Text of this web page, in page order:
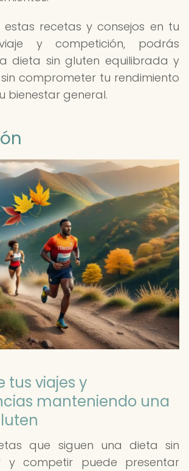
recetas y consejos en tu
y competición, podrás
dieta sin gluten equilibrada y
comprometer tu rendimiento
bienestar general.
tus viajes y
manteniendo una
que siguen una dieta sin
y competir puede presentar